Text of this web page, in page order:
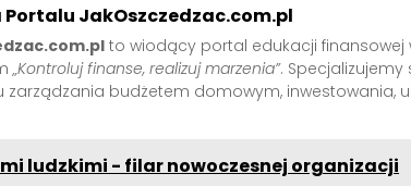
Portalu JakOszczedzac.com.pl
to wiodący portal edukacji finansowej
„Kontroluj finanse, realizuj marzenia”.
zarządzania budżetem domowym, inwestowania,
ludzkimi - filar nowoczesnej organizacji